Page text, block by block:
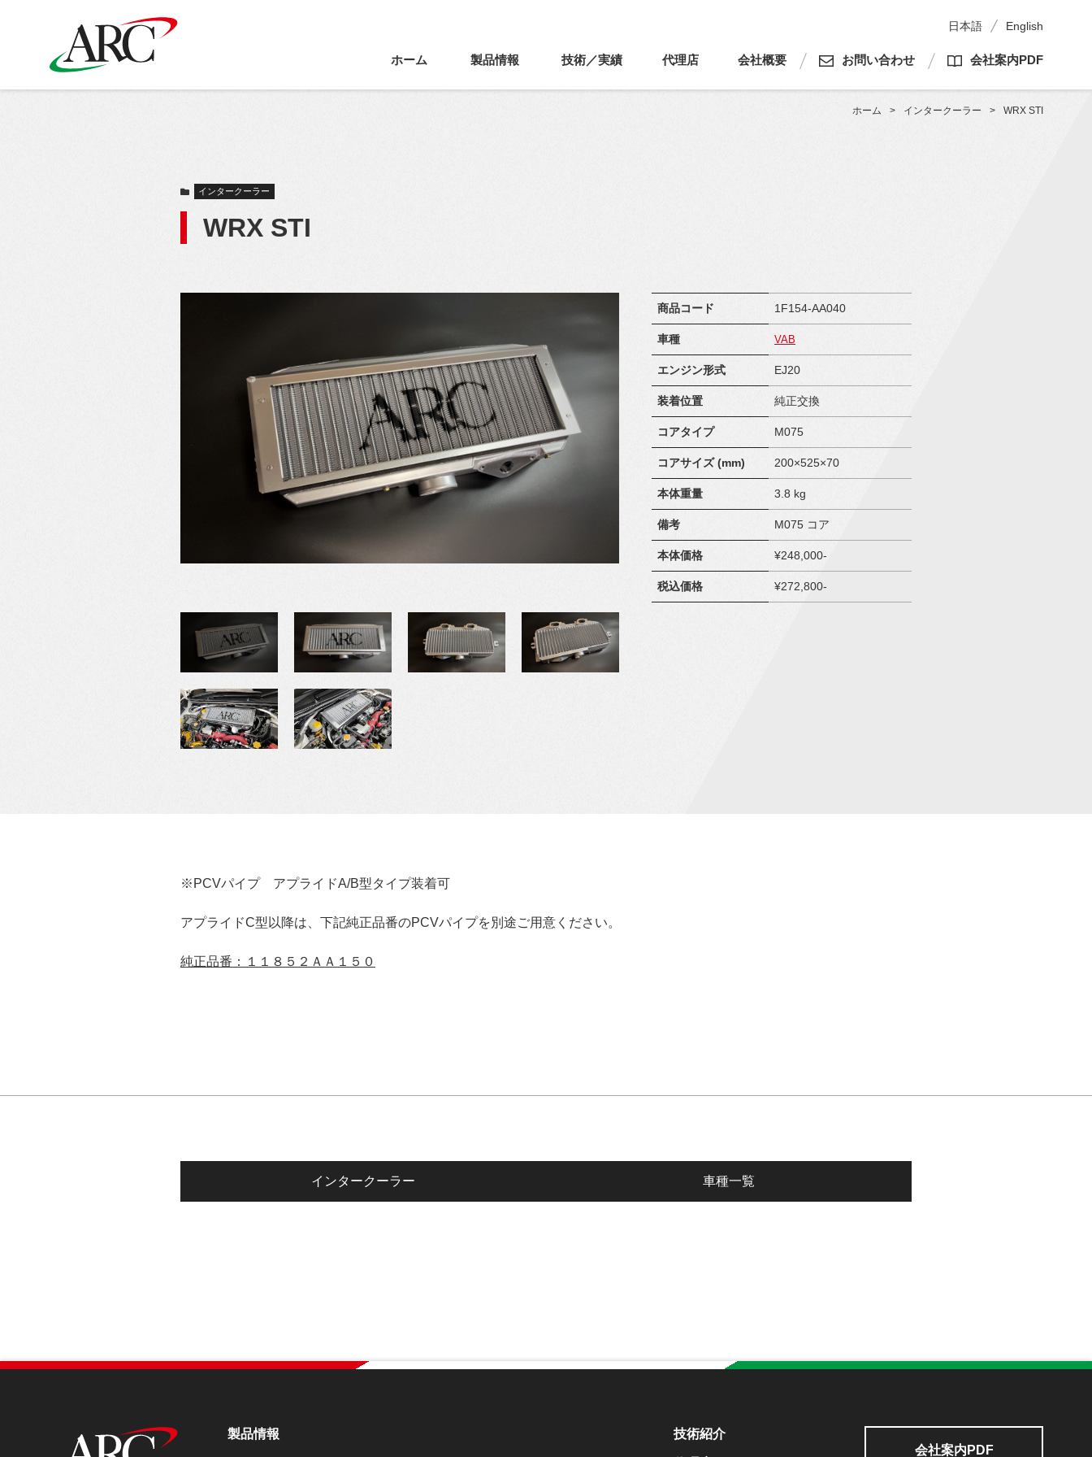
日本語 English
ホーム 製品情報 技術／実績 代理店 会社概要 お問い合わせ 会社案内PDF
ホーム > インタークーラー > WRX STI
インタークーラー
WRX STI
商品コード 1F154-AA040
車種 VAB
エンジン形式 EJ20
装着位置 純正交換
コアタイプ M075
コアサイズ (mm) 200×525×70
本体重量 3.8 kg
備考 M075 コア
本体価格 ¥248,000-
税込価格 ¥272,800-
※PCVパイプ アプライドA/B型タイプ装着可
アプライドC型以降は、下記純正品番のPCVパイプを別途ご用意ください。
純正品番：１１８５２ＡＡ１５０
インタークーラー 車種一覧
製品情報 技術紹介
会社案内PDF